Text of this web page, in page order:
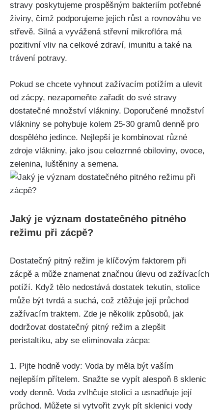
stravy poskytujeme prospěšným bakteriím potřebné
živiny,⁢ čímž⁣ podporujeme⁤ jejich ⁢růst ⁣a rovnováhu ve⁢
střevě. Silná a ⁢vyvážená střevní mikroflóra má
pozitivní ‍vliv na celkové zdraví,‍ imunitu a také na
trávení potravy.
Pokud se chcete vyhnout zažívacím potížím a ‌ulevit
od ⁢zácpy, nezapomeňte​ zařadit do své stravy
dostatečné množství vlákniny. Doporučené množství
vlákniny se pohybuje kolem 25-30 gramů denně pro
dospělého jedince. Nejlepší‍ je ‌kombinovat ⁢různé
zdroje vlákniny, jako jsou ⁤celozrnné ⁣obiloviny, ovoce,
zelenina, luštěniny⁤ a semena.
Jaký je význam dostatečného pitného
režimu při zácpě?
Dostatečný pitný režim‌ je klíčovým faktorem při
zácpě a může ⁤znamenat značnou úlevu od zažívacích⁤
potíží. Když tělo nedostává dostatek ‌tekutin, ‍stolice
může být tvrdá a suchá, což ztěžuje její průchod
zažívacím⁤ traktem. Zde je několik způsobů, jak
dodržovat dostatečný pitný režim a zlepšit‍
peristaltiku, aby se eliminovala zácpa:
1. Pijte hodně vody: Voda by měla ​být vaším
nejlepším ‍přítelem.​ Snažte se‌ vypít alespoň 8 sklenic
vody ‍denně. Voda zvlhčuje stolici⁢ a usnadňuje její
průchod. Můžete si vytvořit zvyk ‌pít sklenici vody